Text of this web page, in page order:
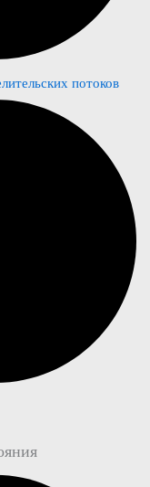
потоков